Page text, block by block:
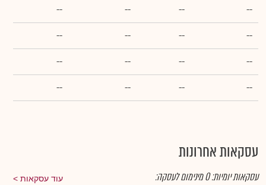
--
--
--
--
--
--
--
--
--
--
--
--
--
--
--
--
עסקאות אחרונות
עוד עסקאות עסקאות יומיות:0מינימום לעסקה: